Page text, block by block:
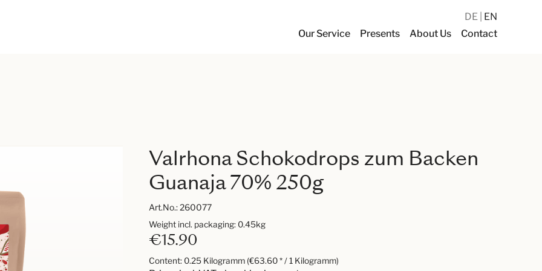
Our Service Presents About Us Contact
DE EN
Valrhona Schokodrops zum Backen
Guanaja 70% 250g
Art.No.:260077
€15.90
Content: 0.25 Kilogramm (€63.60 * / 1 Kilogramm)
Weight incl. packaging: 0.45kg